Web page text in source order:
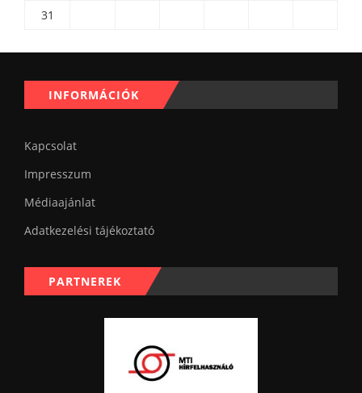
31
INFORMÁCIÓK
Kapcsolat
Impresszum
Médiaajánlat
Adatkezelési tájékoztató
PARTNEREK